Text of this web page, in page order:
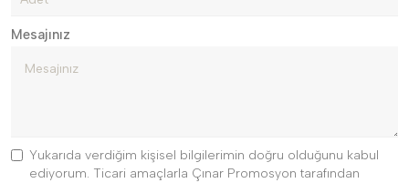
Mesajınız
Yukarıda verdiğim kişisel bilgilerimin doğru olduğunu kabul
ediyorum. Ticari amaçlarla Çınar Promosyon tarafından